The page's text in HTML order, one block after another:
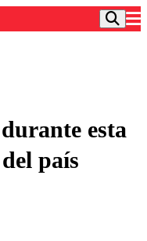
esta
país